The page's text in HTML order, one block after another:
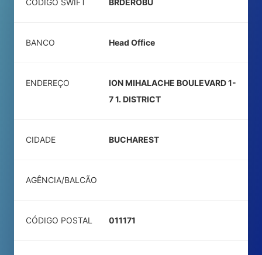
CÓDIGO SWIFT BRDEROBU
BANCO Head Office
ENDEREÇO
ION MIHALACHE BOULEVARD 1-
7 1. DISTRICT
CIDADE BUCHAREST
AGÊNCIA/BALCÃO
CÓDIGO POSTAL 011171